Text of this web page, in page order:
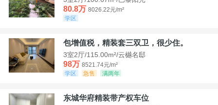
80.8万 8026.22元/m²
学区
包增值税，精装套三双卫，很少住。
3室2厅/115.00m²/云樾名邸
98万 8521.74元/m²
学区
急售 满两年
东城华府精装带产权车位